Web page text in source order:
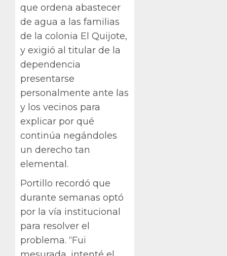
que ordena abastecer
de agua a las familias
de la colonia El Quijote,
y exigió al titular de la
dependencia
presentarse
personalmente ante las
y los vecinos para
explicar por qué
continúa negándoles
un derecho tan
elemental.
Portillo recordó que
durante semanas optó
por la vía institucional
para resolver el
problema. “Fui